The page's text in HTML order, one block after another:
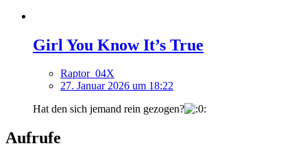
Girl You Know It’s True
Raptor_04X
27. Januar 2026 um 18:22
Hat den sich jemand rein gezogen?
Aufrufe